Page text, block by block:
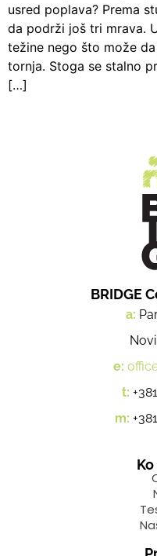
usred poplava? Prema
da podrži još tri mrava.
težine nego što može
tornja. Stoga se stalno
[…]
BRIDGE
a:
e:
t:
m: